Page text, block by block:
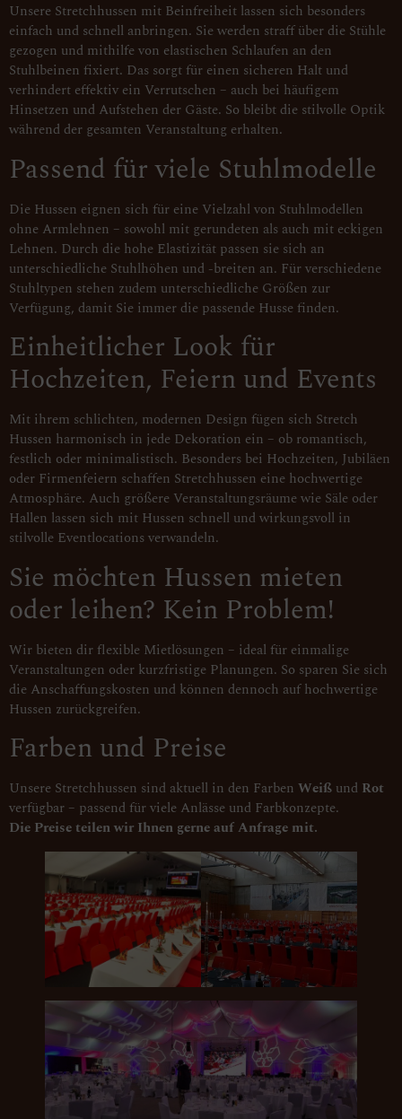
Unsere Stretchhussen mit Beinfreiheit lassen sich besonders
einfach und schnell anbringen. Sie werden straff über die Stühle
gezogen und mithilfe von elastischen Schlaufen an den
Stuhlbeinen fixiert. Das sorgt für einen sicheren Halt und
verhindert effektiv ein Verrutschen – auch bei häufigem
Hinsetzen und Aufstehen der Gäste. So bleibt die stilvolle Optik
während der gesamten Veranstaltung erhalten.
Passend für viele Stuhlmodelle
Die Hussen eignen sich für eine Vielzahl von Stuhlmodellen
ohne Armlehnen – sowohl mit gerundeten als auch mit eckigen
Lehnen. Durch die hohe Elastizität passen sie sich an
unterschiedliche Stuhlhöhen und -breiten an. Für verschiedene
Stuhltypen stehen zudem unterschiedliche Größen zur
Verfügung, damit Sie immer die passende Husse finden.
Einheitlicher Look für
Hochzeiten, Feiern und Events
Mit ihrem schlichten, modernen Design fügen sich Stretch
Hussen harmonisch in jede Dekoration ein – ob romantisch,
festlich oder minimalistisch. Besonders bei Hochzeiten, Jubiläen
oder Firmenfeiern schaffen Stretchhussen eine hochwertige
Atmosphäre. Auch größere Veranstaltungsräume wie Säle oder
Hallen lassen sich mit Hussen schnell und wirkungsvoll in
stilvolle Eventlocations verwandeln.
Sie möchten Hussen mieten
oder leihen? Kein Problem!
Wir bieten dir flexible Mietlösungen – ideal für einmalige
Veranstaltungen oder kurzfristige Planungen. So sparen Sie sich
die Anschaffungskosten und können dennoch auf hochwertige
Hussen zurückgreifen.
Farben und Preise
Unsere Stretchhussen sind aktuell in den Farben Weiß und Rot
verfügbar – passend für viele Anlässe und Farbkonzepte.
Die Preise teilen wir Ihnen gerne auf Anfrage mit.